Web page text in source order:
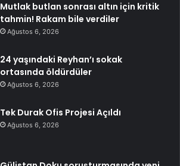
Mutlak butlan sonrası altın için kritik
tahmin! Rakam bile verdiler
Ağustos 6, 2026
24 yaşındaki Reyhan’ı sokak
ortasında öldürdüler
Ağustos 6, 2026
Tek Durak Ofis Projesi Açıldı
Ağustos 6, 2026